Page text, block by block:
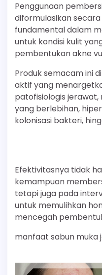
Penggunaan
diformulasikan
fundamental dalam
untuk kondisi kulit
pembentukan akne
Produk semacam ini
aktif yang
patofisiologis jerawat,
yang berlebihan,
kolonisasi bakteri,
Efektivitasnya tidak
kemampuan
tetapi juga pada
untuk memulihkan
mencegah
manfaat sabun muka